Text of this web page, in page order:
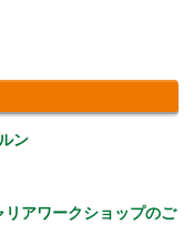
ン
アワークショップのご